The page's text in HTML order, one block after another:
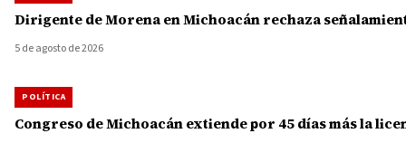
Dirigente de Morena en Michoacán rechaza
5 de agosto de 2026
POLÍTICA
Congreso de Michoacán extiende por 45 días más la